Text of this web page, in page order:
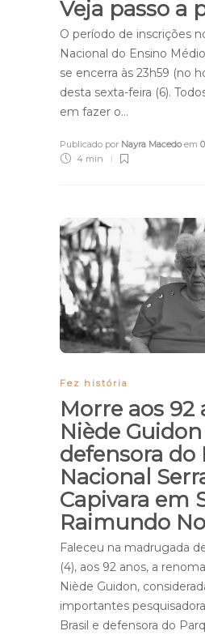
Veja passo a
O período de inscrições
Nacional do Ensino
se encerra às 23h59 (no
desta sexta-feira (6).
em fazer o…
Publicado por Nayra Macedoem
4 min
Fez história
Morre aos 92
Niède Guidon
defensora do
Nacional
Capivara em
Raimundo
Faleceu na madrugada
(4), aos 92 anos, a
Niède Guidon,
importantes
Brasil e defensora do